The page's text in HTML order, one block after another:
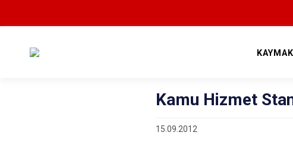
Kamu Hizmet
15.09.2012